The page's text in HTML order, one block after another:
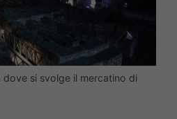
si svolge il mercatino di